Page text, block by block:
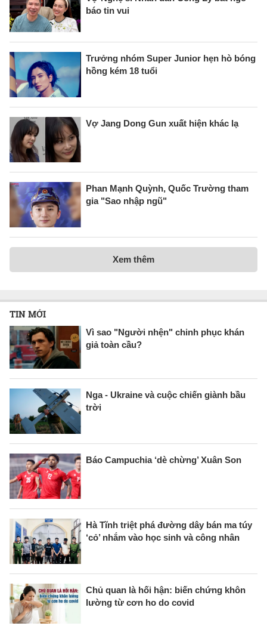
báo tin vui
Trưởng nhóm Super Junior hẹn hò bóng
hồng kém 18 tuổi
Vợ Jang Dong Gun xuất hiện khác lạ
Phan Mạnh Quỳnh, Quốc Trường tham
gia "Sao nhập ngũ"
Xem thêm
TIN MỚI
Vì sao "Người nhện" chinh phục khán
giả toàn cầu?
Nga - Ukraine và cuộc chiến giành bầu
trời
Báo Campuchia ‘dè chừng’ Xuân Son
Hà Tĩnh triệt phá đường dây bán ma túy
‘cỏ’ nhắm vào học sinh và công nhân
Chủ quan là hối hận: biến chứng khôn
lường từ cơn ho do covid